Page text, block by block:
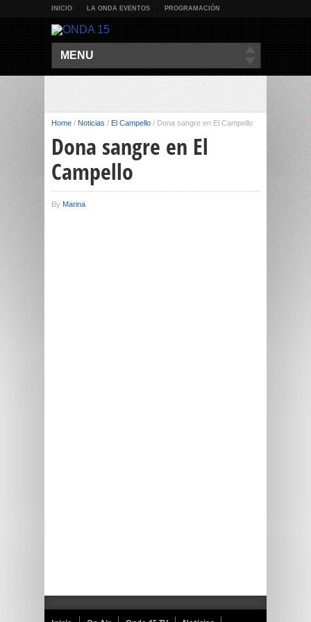
INICIO LA ONDA EVENTOS PROGRAMACIÓN
MENU
Home / Noticias / El Campello / Dona sangre en El Campello
Dona sangre en El
Campello
By Marina